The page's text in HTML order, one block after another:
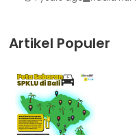
Artikel Populer